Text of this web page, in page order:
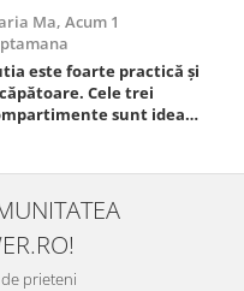
Ma, Acum 1
este foarte practică și
Cele trei
sunt ideale
sigură, fără scurgeri. O
aproape zilnic la
și sunt foarte
prieteni